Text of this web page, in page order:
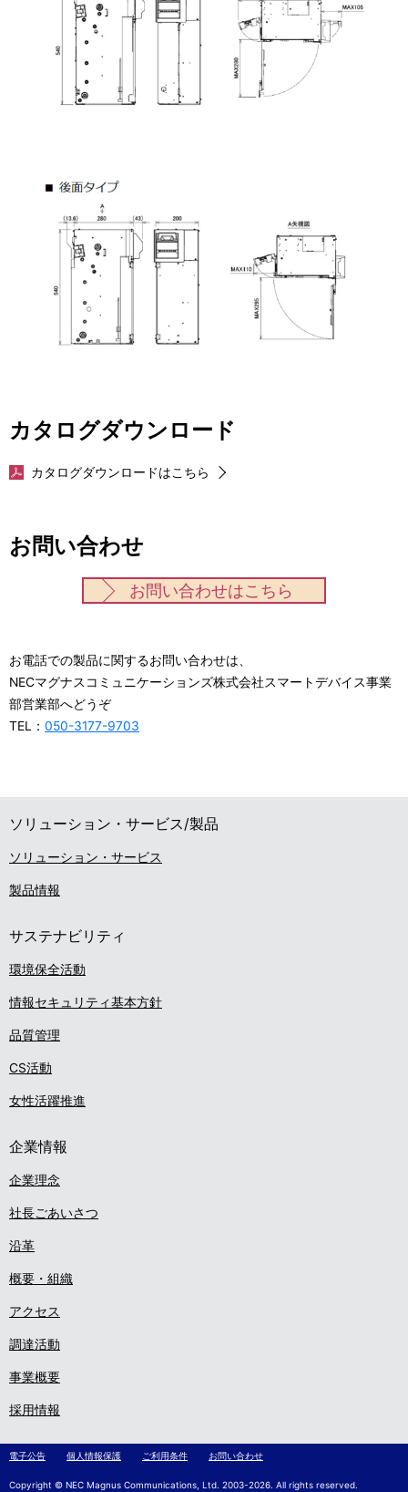
カタログダウンロード
カタログダウンロードはこちら
お問い合わせ
お問い合わせはこちら
お電話での製品に関するお問い合わせは、
NECマグナスコミュニケーションズ株式会社スマートデバイス事業
部営業部へどうぞ
TEL： 050-3177-9703
ソリューション・サービス/製品
ソリューション・サービス
製品情報
サステナビリティ
環境保全活動
情報セキュリティ基本方針
品質管理
CS活動
女性活躍推進
企業情報
企業理念
社長ごあいさつ
沿革
概要・組織
アクセス
調達活動
事業概要
採用情報
電子公告 個人情報保護 ご利用条件 お問い合わせ
Copyright © NEC Magnus Communications, Ltd. 2003-2026. All rights reserved.